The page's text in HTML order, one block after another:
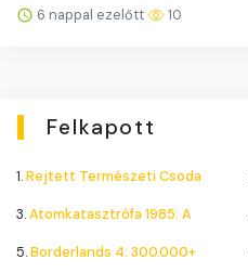
6 nappal ezelőtt 10
Felkapott
1.Rejtett Természeti Csoda
3.Atomkatasztrófa 1985: A
5.Borderlands 4: 300.000+